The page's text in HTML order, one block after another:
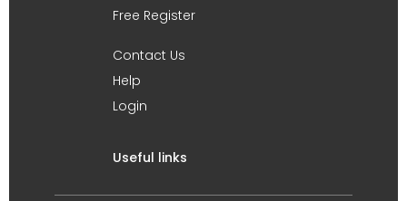
Free Register
Contact Us
Help
Login
Useful links